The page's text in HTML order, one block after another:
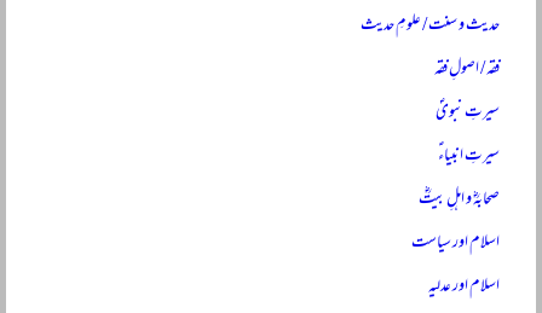
حدیث و سنت / علومِ حدیث
فقہ / اصولِ فقہ
سیرتِ نبویؐ
سیرتِ انبیاءؑ
صحابہؓ و اہلِ بیتؓ
اسلام اور سیاست
اسلام اور عدلیہ